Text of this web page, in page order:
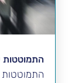
התמוטטות
התמוטטות